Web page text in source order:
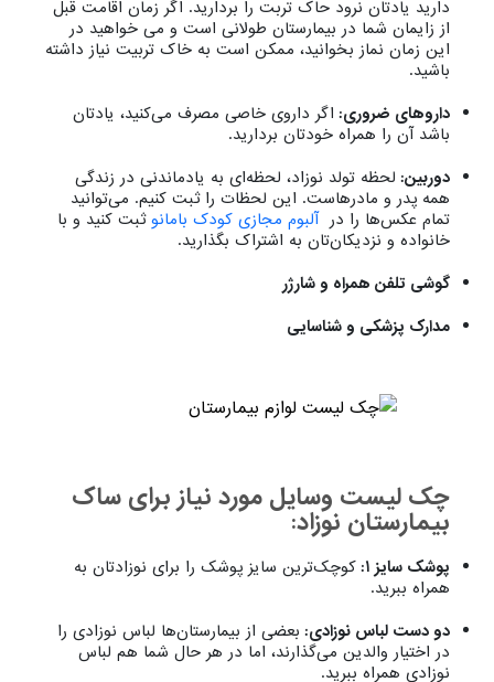
دارید یادتان نرود حاک تربت را بردارید. اگر زمان اقامت قبل
از زایمان شما در بیمارستان طولانی است و می خواهید در
این زمان نماز بخوانید، ممکن است به خاک تربیت نیاز داشته
باشید.
داروهای ضروری: اگر داروی خاصی مصرف می‌کنید، یادتان
باشد آن را همراه خودتان بردارید.
دوربین: لحظه‌ تولد نوزاد، لحظه‌ای به یادماندنی در زندگی
همه پدر و مادرهاست. این لحظات را ثبت کنیم. می‌توانید
تمام عکس‌ها را در آلبوم مجازی کودک بامانوثبت کنید و با
خانواده و نزدیکان‌تان به اشتراک بگذارید.
گوشی تلفن همراه و شارژر
مدارک پزشکی و شناسایی
چک لیست وسایل مورد نیاز برای ساک
بیمارستان نوزاد:
پوشک سایز ۱:
کوچک‌ترین سایز پوشک را برای نوزادتان به
همراه ببرید.
دو دست لباس نوزادی: بعضی از بیمارستان‌ها لباس نوزادی را
در اختیار والدین می‌گذارند، اما در هر حال شما هم لباس
نوزادی همراه ببرید.